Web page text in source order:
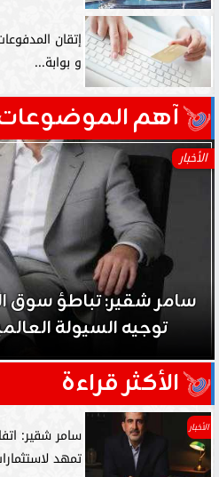
إتقان
و بوابة...
آهم
الأخبار
سامر شقير: تباطؤ سوق
توجيه السيولة
الأكثر قراءة
الأخبار
تمهد